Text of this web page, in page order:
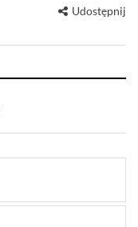
Udostępnij